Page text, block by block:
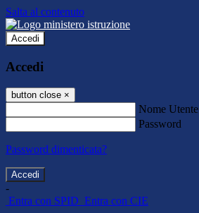
Salta al contenuto
Accedi
Accedi
button close ×
Nome Utente
Password
Password dimenticata?
-
Entra con SPID Entra con CIE